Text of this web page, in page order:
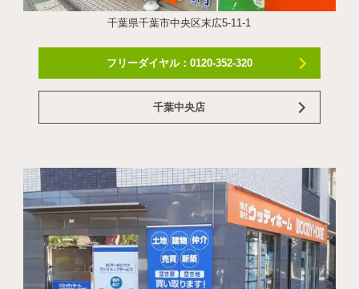
千葉県千葉市中央区末広5-11-1
フリーダイヤル：0120-352-320
千葉中央店